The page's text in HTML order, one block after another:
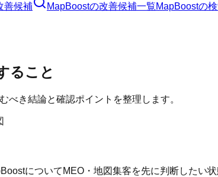
善候補 MapBoostの改善候補一覧MapBoostの
ること
べき結論と確認ポイントを整理します。
についてMEO・地図集客を先に判断した